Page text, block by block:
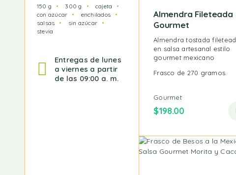
150 g 300 g
cajeta
con azúcar
enchilados
salsas
sin azúcar
stevia
Entregas de lunes
a viernes a partir
de las 09:00 a. m.
Almendra Fileteada
Gourmet
Almendra tostada
en salsa artesanal estilo
gourmet mexicano
Frasco de 270 gramos.
Gourmet
$198.00